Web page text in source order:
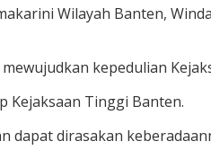
Wilayah Banten,
kepedulian
Kejaksaan Tinggi Banten.
dirasakan